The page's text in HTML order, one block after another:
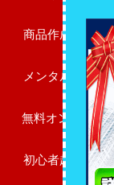
商品作成｜初心
メンタル・マイ
無料オンライン
初心者起業家の